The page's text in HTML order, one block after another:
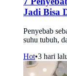
Jadi Bisa
Penyebab
suhu tubuh,
Hot•3 hari